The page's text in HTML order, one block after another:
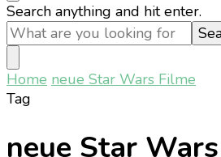
Looking
for
Something?
Search anything and hit enter.
Home neue Star Wars Filme
Tag
neue Star